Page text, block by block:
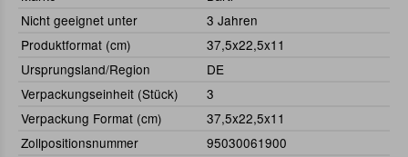
Nicht geeignet unter
3 Jahren
Produktformat (cm)
37,5x22,5x11
Ursprungsland/Region
DE
Verpackungseinheit (Stück)
3
Verpackung Format (cm)
37,5x22,5x11
Zollpositionsnummer
95030061900